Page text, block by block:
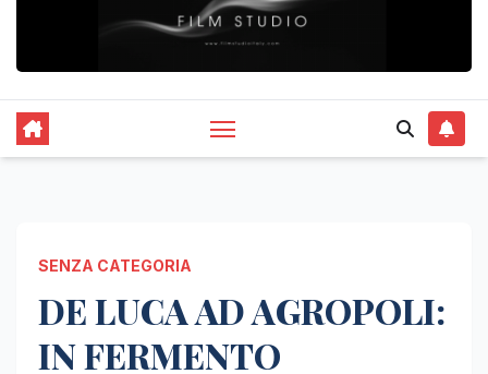
SENZA CATEGORIA
DE LUCA AD AGROPOLI:
IN FERMENTO